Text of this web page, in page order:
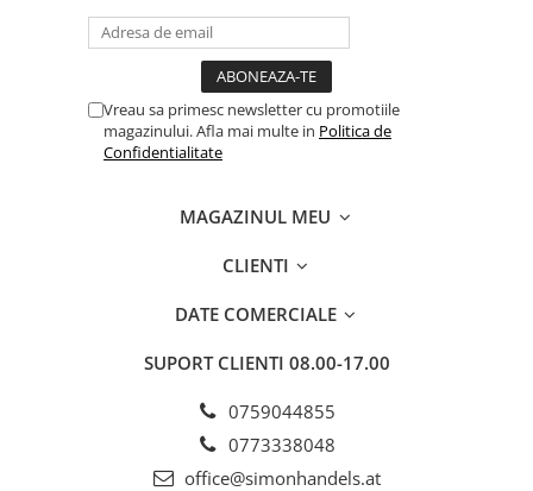
Vreau sa primesc newsletter cu promotiile
magazinului. Afla mai multe in Politica de
Confidentialitate
MAGAZINUL MEU
CLIENTI
DATE COMERCIALE
SUPORT CLIENTI 08.00-17.00
0759044855
0773338048
office@simonhandels.at